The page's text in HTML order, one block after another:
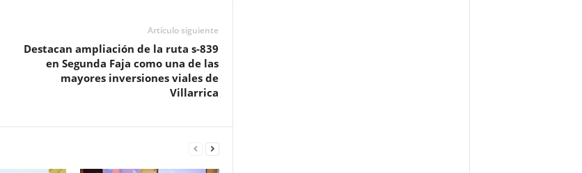
Artículo siguiente
Destacan ampliación de la ruta s-839
en Segunda Faja como una de las
mayores inversiones viales de
Villarrica